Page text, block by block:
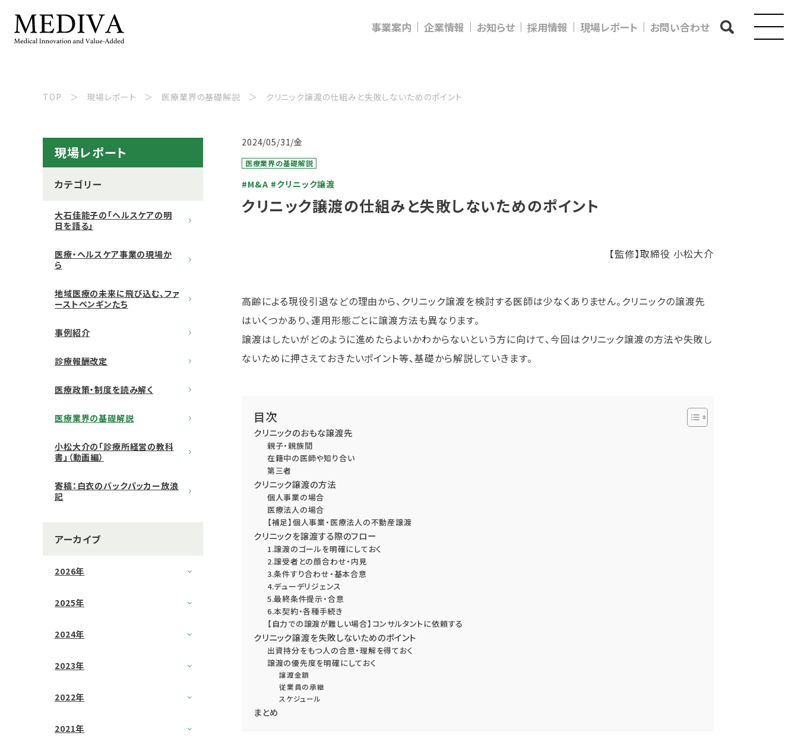
事業案内 企業情報 お知らせ 採用情報 現場レポート お問い合わせ
TOP 現場レポート 医療業界の基礎解説 クリニック譲渡の仕組みと失敗しないためのポイント
現場レポート
カテゴリー
大石佳能子の「ヘルスケアの明
日を語る」
医療・ヘルスケア事業の現場か
ら
地域医療の未来に飛び込む、ファ
ーストペンギンたち
事例紹介
診療報酬改定
医療政策・制度を読み解く
医療業界の基礎解説
小松大介の「診療所経営の教科
書」（動画編）
寄稿：白衣のバックパッカー放浪
記
アーカイブ
2026年
2025年
2024年
2023年
2022年
2021年
2024/05/31/金
医療業界の基礎解説
#M&A #クリニック譲渡
クリニック譲渡の仕組みと失敗しないためのポイント
【監修】取締役 小松大介
高齢による現役引退などの理由から、クリニック譲渡を検討する医師は少なくありません。クリニックの譲渡先
はいくつかあり、運用形態ごとに譲渡方法も異なります。
譲渡はしたいがどのように進めたらよいかわからないという方に向けて、今回はクリニック譲渡の方法や失敗し
ないために押さえておきたいポイント等、基礎から解説していきます。
目次
クリニックのおもな譲渡先
親子・親族間
在籍中の医師や知り合い
第三者
クリニック譲渡の方法
個人事業の場合
医療法人の場合
【補足】個人事業・医療法人の不動産譲渡
クリニックを譲渡する際のフロー
1.譲渡のゴールを明確にしておく
2.譲受者との顔合わせ・内見
3.条件すり合わせ・基本合意
4.デューデリジェンス
5.最終条件提示・合意
6.本契約・各種手続き
【自力での譲渡が難しい場合】コンサルタントに依頼する
クリニック譲渡を失敗しないためのポイント
出資持分をもつ人の合意・理解を得ておく
譲渡の優先度を明確にしておく
譲渡金額
従業員の承継
スケジュール
まとめ